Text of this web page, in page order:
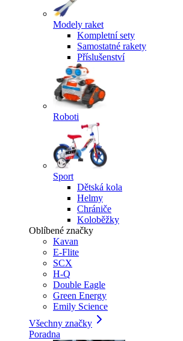
Modely raket
Kompletní sety
Samostatné rakety
Příslušenství
Roboti
Sport
Dětská kola
Helmy
Chrániče
Koloběžky
Oblíbené značky
Kavan
E-Flite
SCX
H-Q
Double Eagle
Green Energy
Emily Science
Všechny značky
Poradna